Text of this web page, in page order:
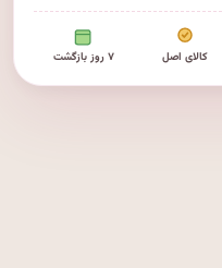
کالای اصل ۷ روز بازگشت